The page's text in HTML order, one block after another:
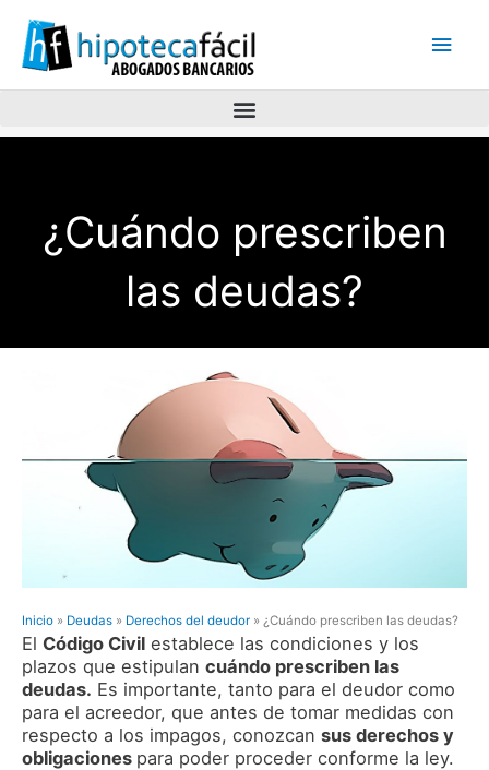
¿Cuándo prescriben
las deudas?
Inicio » Deudas » Derechos del deudor » ¿Cuándo prescriben las deudas?
El Código Civil establece las condiciones y los
plazos que estipulan cuándo prescriben las
deudas. Es importante, tanto para el deudor como
para el acreedor, que antes de tomar medidas con
respecto a los impagos, conozcan sus derechos y
obligaciones para poder proceder conforme la ley.